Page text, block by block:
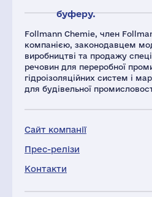
Follmann Chemie, член
компанією, законодавцем
виробництві та продажу
речовин для переробної
гідроізоляційних систем і
для будівельної
Сайт компанії
Прес-релізи
Контакти
буферу.